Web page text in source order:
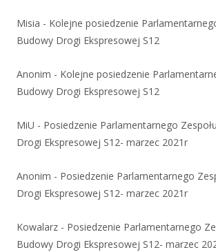
Misia - Kolejne posiedzenie
Budowy Drogi Ekspresowej S12
Anonim - Kolejne posiedzenie
Budowy Drogi Ekspresowej S12
MiU - Posiedzenie Parlamentarnego
Drogi Ekspresowej S12- marzec 2021r
Anonim - Posiedzenie Parlamentarnego
Drogi Ekspresowej S12- marzec 2021r
Kowalarz - Posiedzenie Parlamentarnego
Budowy Drogi Ekspresowej S12- marzec